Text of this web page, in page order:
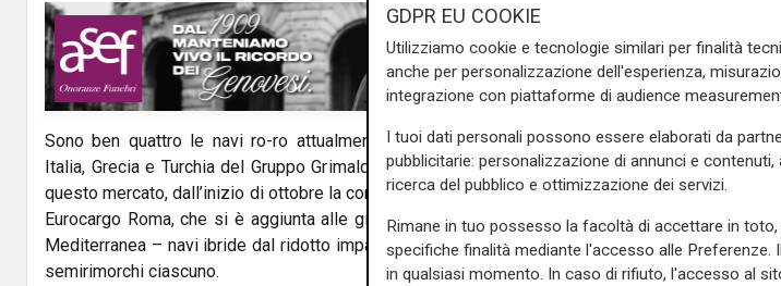
Sono ben quattro le navi ro-ro attualmente impiegate sui collegamenti regolari tra
Italia, Grecia e Turchia del Gruppo Grimaldi. Ormai punto di riferimento consolidato in
questo mercato, dall’inizio di ottobre la compagnia partenopea vi ha schierato anche la
Eurocargo Roma, che si è aggiunta alle già operative Eco Salerno, Eco Malta ed Eco
Mediterranea – navi ibride dal ridotto impatto ambientale e dalla capacità di oltre 500
semirimorchi ciascuno.
GDPR EU COOKIE
Utilizziamo cookie e tecnologie similari per finalità
anche per personalizzazione dell'esperienza,
integrazione con piattaforme di audience
I tuoi dati personali possono essere elaborati da
pubblicitarie: personalizzazione di annunci e
ricerca del pubblico e ottimizzazione dei servizi.
Rimane in tuo possesso la facoltà di accettare in
specifiche finalità mediante l'accesso alle
in qualsiasi momento. In caso di rifiuto, l'accesso al